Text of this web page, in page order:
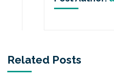
Related Posts